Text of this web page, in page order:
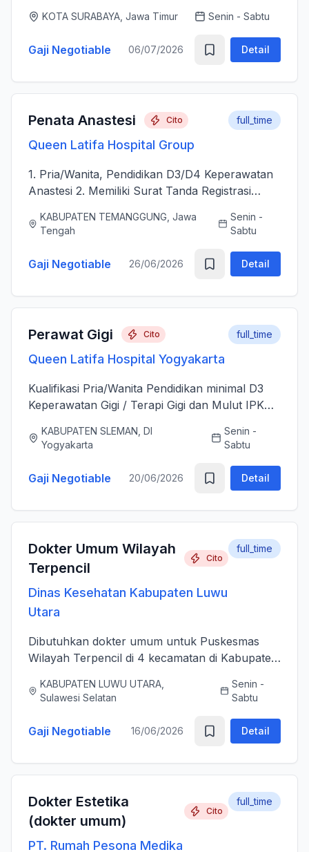
memberikan layanan kesehatan bagi
masyarakat. Kami mencari dokter yang memiliki
k...
KOTA SURABAYA, Jawa Timur Senin - Sabtu
Gaji Negotiable 06/07/2026 Detail
Penata Anastesi Cito
Queen Latifa Hospital Group
full_time
1. Pria/Wanita, Pendidikan D3/D4 Keperawatan
Anastesi 2. Memiliki Surat Tanda Registrasi
kepenataan anestesi sebelum, selama, dan
sesudah Tindakan Operasi 3....
KABUPATEN TEMANGGUNG, Jawa
Tengah
Senin -
Sabtu
Gaji Negotiable 26/06/2026 Detail
Perawat Gigi Cito
Queen Latifa Hospital Yogyakarta
full_time
Kualifikasi Pria/Wanita Pendidikan minimal D3
Keperawatan Gigi / Terapi Gigi dan Mulut IPK
(STR) yang masih aktif Memiliki ijazah dan
sertifikat pendu...
KABUPATEN SLEMAN, DI
Yogyakarta
Senin -
Sabtu
Gaji Negotiable 20/06/2026 Detail
Dokter Umum Wilayah
Terpencil
Cito
Dinas Kesehatan Kabupaten Luwu
Utara
full_time
Dibutuhkan dokter umum untuk Puskesmas
Wilayah Terpencil di 4 kecamatan di Kabupaten
KABUPATEN LUWU UTARA,
Sulawesi Selatan
Senin -
Sabtu
Gaji Negotiable 16/06/2026 Detail
Dokter Estetika
(dokter umum)
Cito
PT. Rumah Pesona Medika
full_time